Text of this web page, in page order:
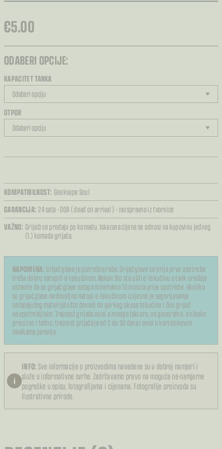
€5.00
ODABERI OPCIJE:
KAPACITET TANKA
OTPOR
KOMPATIBILNOST: Geekvape Soul
GARANCIJA: 24 sata – DOA ( dead on arrival ) – neispravno iz tvornice
VAŽNO: Grijači se prodaju po komadu. Iskazana cijena se odnosi na kupovinu jednog
(1.) komada grijača.
NAPOMENA: Grijač glave je potrošna roba. Grijač glave se prije prve upotrebe
treba dobro natopiti e-tekućinom. Nakon što ste ulili e-tekućinu u tank uređaja
ostavite da se grijač glave natapa minimalno 10 minuta prije upotrebe. Ukoliko
se grijač glave nedovoljno natopi e-tekućinom izvjesno je sagorijevanje
natapajućeg materijala što dovodi do gorkog okusa tekućine i čini grijač
neupotrebljivim. Trajnost grijača ovisi o mnogo faktora, no generalno, a nikako
precizno i točno, trajnost grijača je od 3 do 30 dana i ovisi o korisnikovim
navikama parenja.
i
INFO: Sve informacije o proizvodima navedene su u dobroj namjeri i
služe u informativne svrhe. Zadržavamo pravo na moguće ne-namjerne
pogreške u opisu, fotografijama i cijenama. Fotografije proizvoda su
ilustrativne prirode.